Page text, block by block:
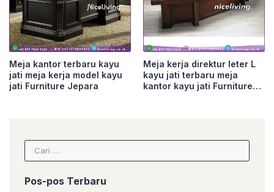
Meja kantor terbaru kayu
jati meja kerja model kayu
jati Furniture Jepara
Meja kerja direktur leter L
kayu jati terbaru meja
kantor kayu jati Furniture
Cari
untuk:
Pos-pos Terbaru